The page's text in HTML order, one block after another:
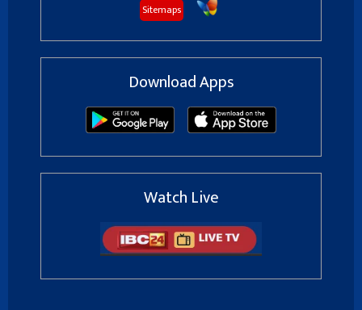
Sitemaps
Download Apps
Watch Live